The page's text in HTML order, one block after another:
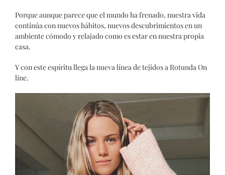
Porque aunque parece que el mundo ha frenado, nuestra vida
continúa con nuevos hábitos, nuevos descubrimientos en un
ambiente cómodo y relajado como es estar en nuestra propia
casa.
Y con este espíritu llega la nueva línea de tejidos a Rotunda On
line.